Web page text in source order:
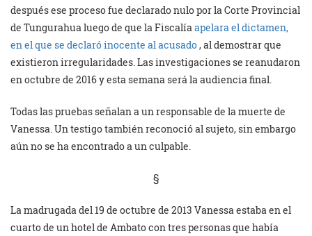
después ese proceso fue declarado nulo por la Corte Provincial
de Tungurahua luego de que la Fiscalíaapelara el dictamen,
en el que se declaró inocente al acusado, al demostrar que
existieron irregularidades. Las investigaciones se reanudaron
en octubre de 2016 y esta semana será la audiencia final.
Todas las pruebas señalan a un responsable de la muerte de
Vanessa. Un testigo también reconoció al sujeto, sin embargo
aún no se ha encontrado a un culpable.
§
La madrugada del 19 de octubre de 2013 Vanessa estaba en el
cuarto de un hotel de Ambato con tres personas que había